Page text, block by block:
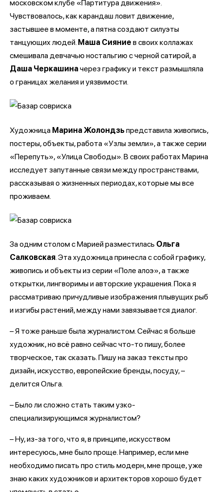
московском клубе «Партитура движения».
Чувствовалось, как карандаш ловит движение,
застывшее в моменте, а пятна создают силуэты
танцующих людей. Маша Сияние в своих коллажах
смешивала девчачью ностальгию с черной сатирой, а
Даша Черкашиначерез графику и текст размышляла
о границах желания и уязвимости.
Художница Марина Жолондзьпредставила живопись,
постеры, объекты, работа «Узлы земли», а также серии
«Перепуть», «Улица Свободы». В своих работах Марина
исследует запутанные связи между пространствами,
рассказывая о жизненных периодах, которые мы все
проживаем.
За одним столом с Марией разместилась Ольга
Салковская. Эта художница принесла с собой графику,
живопись и объекты из серии «Поле алоэ», а также
открытки, лингворимы и авторские украшения. Пока я
рассматриваю причудливые изображения плывущих рыб
и изгибы растений, между нами завязывается диалог.
– Я тоже раньше была журналистом. Сейчас я больше
художник, но всё равно сейчас что-то пишу, более
творческое, так сказать. Пишу на заказ тексты про
дизайн, искусство, европейские бренды, посуду, –
делится Ольга.
– Было ли сложно стать таким узко-
специализирующимся журналистом?
– Ну, из-за того, что я, в принципе, искусством
интересуюсь, мне было проще. Например, если мне
необходимо писать про стиль модерн, мне проще, уже
знаю каких художников и архитекторов хорошо будет